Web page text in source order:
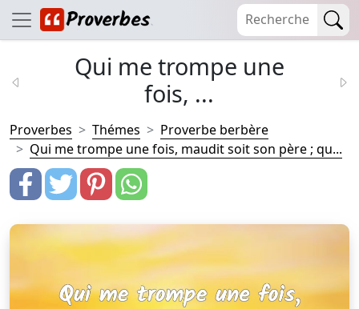
Qui me trompe une
fois, ...
Proverbes Thémes
Proverbe berbère
Qui me trompe une fois, maudit soit son père ; qu...